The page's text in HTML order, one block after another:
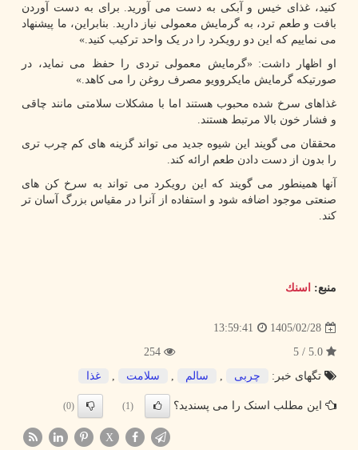
کنید، غذای خیس و آبکی به دست می آورید. برای به دست آوردن
بافت و طعم ترد، به گرمایش معمولی نیاز دارید. بنابراین، ما پیشنهاد
می نماییم که این دو رویکرد را در یک واحد ترکیب کنید.»
او اظهار داشت: «گرمایش معمولی تردی را حفظ می نماید، در
صورتیکه گرمایش مایکروویو مصرف روغن را می کاهد.»
غذاهای سرخ شده محبوب هستند اما با مشکلات سلامتی مانند چاقی
و فشار خون بالا مرتبط هستند.
محققان می گویند این شیوه جدید می تواند گزینه های کم چرب تری
را بدون از دست دادن طعم ارائه کند.
آنها همینطور می گویند که این رویکرد می تواند به سرخ کن های
صنعتی موجود اضافه شود و استفاده از آنرا در مقیاس بزرگ آسان تر
کند.
منبع: اسنك
1405/02/28
13:59:41
تگهای خبر:
چربی , سالم , سلامت , غذا
این مطلب اسنک را می پسندید؟ (1)
(0)
X